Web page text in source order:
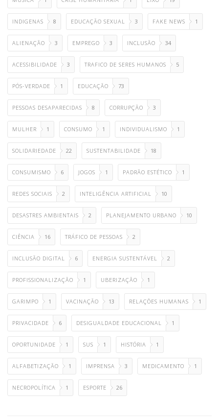
INDIGENAS 8 EDUCAÇÃO SEXUAL 3 FAKE NEWS 1
ALIENAÇÃO 3 EMPREGO 3 INCLUSÃO 34
ACESSIBILIDADE 3 TRAFICO DE SERES HUMANOS 5
PÓS-VERDADE 1 EDUCAÇÃO 73
PESSOAS DESAPARECIDAS 8 CORRUPÇÃO 3
MULHER 1 CONSUMO 1 INDIVIDUALISMO 1
SOLIDARIEDADE 22 SUSTENTABILIDADE 18
CONSUMISMO 6 JOGOS 1 PADRÃO ESTÉTICO 1
REDES SOCIAIS 2 INTELIGÊNCIA ARTIFICIAL 10
DESASTRES AMBIENTAIS 2 PLANEJAMENTO URBANO 10
CIÊNCIA 16 TRÁFICO DE PESSOAS 2
INCLUSÃO DIGITAL 6 ENERGIA SUSTENTÁVEL 2
PROFISSIONALIZAÇÃO 1 UBERIZAÇÃO 1
GARIMPO 1 VACINAÇÃO 13 RELAÇÕES HUMANAS 1
PRIVACIDADE 6 DESIGUALDADE EDUCACIONAL 1
OPORTUNIDADE 1 SUS 1 HISTÓRIA 1
ALFABETIZAÇÃO 1 IMPRENSA 3 MEDICAMENTO 1
NECROPOLÍTICA 1 ESPORTE 26